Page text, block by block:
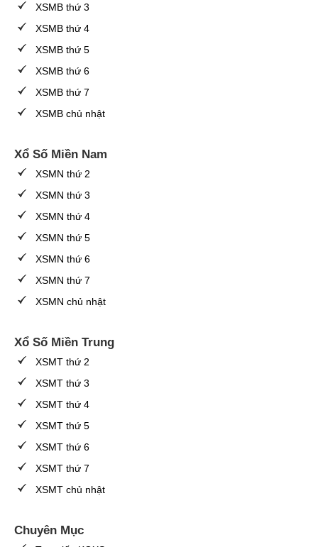
XSMB thứ 3
XSMB thứ 4
XSMB thứ 5
XSMB thứ 6
XSMB thứ 7
XSMB chủ nhật
Xổ Số Miền Nam
XSMN thứ 2
XSMN thứ 3
XSMN thứ 4
XSMN thứ 5
XSMN thứ 6
XSMN thứ 7
XSMN chủ nhật
Xổ Số Miền Trung
XSMT thứ 2
XSMT thứ 3
XSMT thứ 4
XSMT thứ 5
XSMT thứ 6
XSMT thứ 7
XSMT chủ nhật
Chuyên Mục